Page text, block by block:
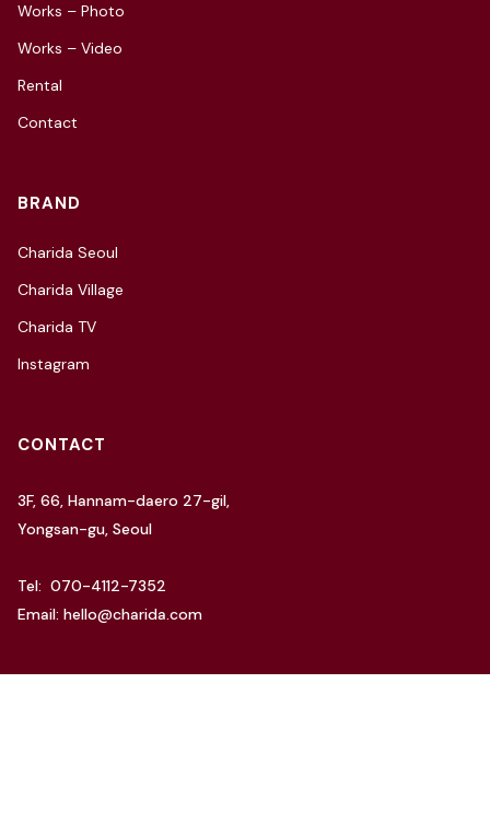
Works – Photo
Works – Video
Rental
Contact
BRAND
Charida Seoul
Charida Village
Charida TV
Instagram
CONTACT
3F, 66, Hannam-daero 27-gil,
Yongsan-gu, Seoul
Tel: 070-4112-7352
Email: hello@charida.com